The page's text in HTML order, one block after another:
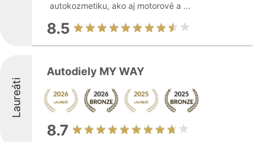
autokozmetiku, ako aj motorové a ...
8.5
Laureáti
Autodiely MY WAY
8.7